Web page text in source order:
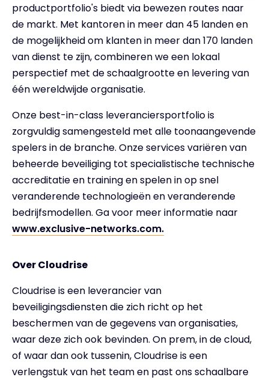
productportfolio's biedt via bewezen routes naar
de markt. Met kantoren in meer dan 45 landen en
de mogelijkheid om klanten in meer dan 170 landen
van dienst te zijn, combineren we een lokaal
perspectief met de schaalgrootte en levering van
één wereldwijde organisatie.
Onze best-in-class leveranciersportfolio is
zorgvuldig samengesteld met alle toonaangevende
spelers in de branche. Onze services variëren van
beheerde beveiliging tot specialistische technische
accreditatie en training en spelen in op snel
veranderende technologieën en veranderende
bedrijfsmodellen. Ga voor meer informatie naar
www.exclusive-networks.com.
Over Cloudrise
Cloudrise is een leverancier van
beveiligingsdiensten die zich richt op het
beschermen van de gegevens van organisaties,
waar deze zich ook bevinden. On prem, in de cloud,
of waar dan ook tussenin, Cloudrise is een
verlengstuk van het team en past ons schaalbare